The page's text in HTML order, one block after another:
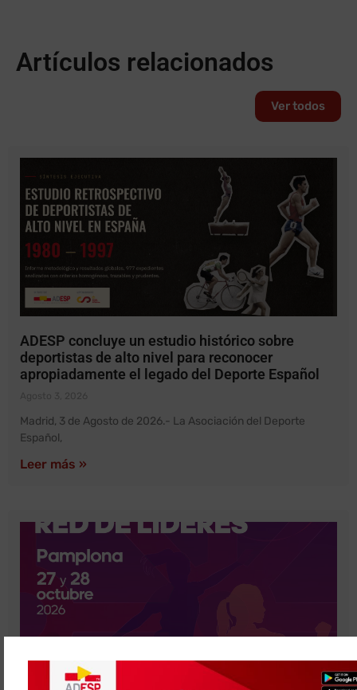
Artículos relacionados
Ver todos
ADESP concluye un estudio histórico sobre
deportistas de alto nivel para reconocer
apropiadamente el legado del Deporte Español
Madrid, 3 de Agosto de 2026.- La Asociación del Deporte
Español,
Leer más »